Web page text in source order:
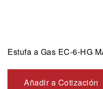
Estufa a Gas EC-6-HG
Añadir a Cotización